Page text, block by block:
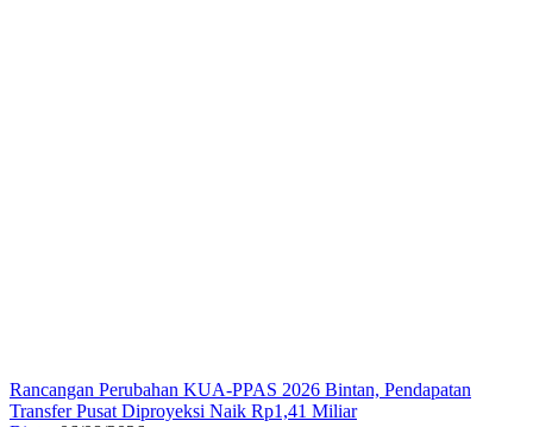
Rancangan Perubahan KUA-PPAS 2026 Bintan, Pendapatan
Transfer Pusat Diproyeksi Naik Rp1,41 Miliar